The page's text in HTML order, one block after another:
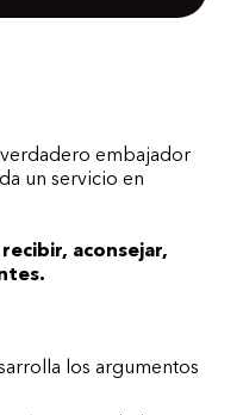
embajador
un servicio en
aconsejar,
los argumentos